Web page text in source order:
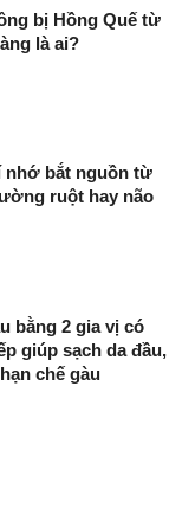
bị Hồng Quế từ
là ai?
nhớ bắt nguồn từ
ruột hay não
bằng 2 gia vị có
giúp sạch da đầu,
chế gàu